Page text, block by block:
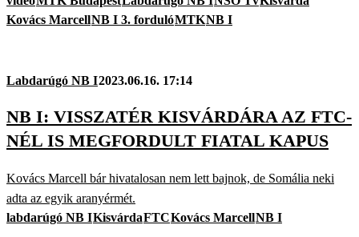
Kovács MarcellNB I 3. fordulóMTKNB I
Labdarúgó NB I2023.06.16. 17:14
NB I: VISSZATÉR KISVÁRDÁRA AZ FTC-
NÉL IS MEGFORDULT FIATAL KAPUS
Kovács Marcell bár hivatalosan nem lett bajnok, de Somália neki
adta az egyik aranyérmét.
labdarúgó NB IKisvárdaFTCKovács MarcellNB I